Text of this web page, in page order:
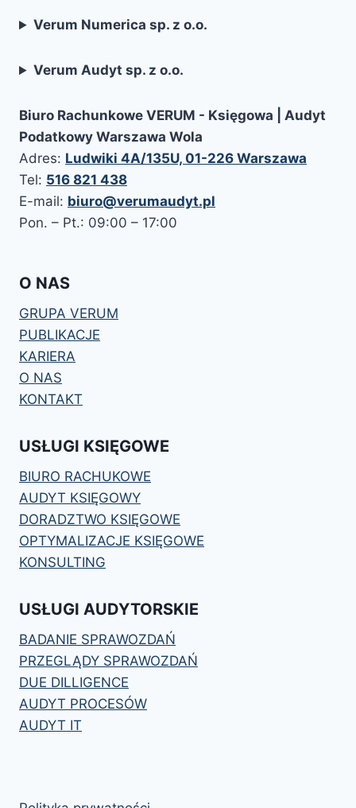
Verum Numerica sp. z o.o.
Verum Audyt sp. z o.o.
Biuro Rachunkowe VERUM - Księgowa | Audyt
Podatkowy Warszawa Wola
Adres: Ludwiki 4A/135U, 01-226 Warszawa
Tel: 516 821 438
E-mail: biuro@verumaudyt.pl
Pon. – Pt.: 09:00 – 17:00
O NAS
GRUPA VERUM
PUBLIKACJE
KARIERA
O NAS
KONTAKT
USŁUGI KSIĘGOWE
BIURO RACHUKOWE
AUDYT KSIĘGOWY
DORADZTWO KSIĘGOWE
OPTYMALIZACJE KSIĘGOWE
KONSULTING
USŁUGI AUDYTORSKIE
BADANIE SPRAWOZDAŃ
PRZEGLĄDY SPRAWOZDAŃ
DUE DILLIGENCE
AUDYT PROCESÓW
AUDYT IT